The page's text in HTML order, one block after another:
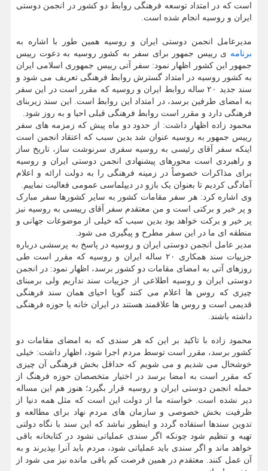
است که در امتداد توسعه فرهنگی روابط دو کشور در انجمن دوستی
ایران و روسیه انجام شده است.
مدیرعامل انجمن دوستی ایران و روسیه همین طور با اشاره به
برنامه ی رییس جمهور برای سفر به کشور روسیه به دعوت رییس
جمهور این کشور اظهار نمود: سفر آتی رییس جمهوری اسلامی ایران
به کشور روسیه در امتداد گسترش روابط فرهنگی تعریف می شود و
سند جدید ۲۰ ساله روابط ایران و روسیه که مقرر است در این سفر
به امضای طرفین برسد، در امتداد این روابط است. این سند زیربنای
فرهنگی دارد و مقرر است روابط فرهنگی قبلی احیا و به روز شود.
محمود زاده اظهار داشت: از حدود دو ماه پیش که زمزمه های سفر
رییس جمهور به روسیه عنوان شد بدین سبب که اعتقاد انجمن است
اینکه سفر آقای رئیسی به روسیه سفری سرنوشت ساز، تاریخ ساز
و راهبردی است محورهای پیشنهادی انجمن دوستی ایران و روسیه
برای مذاکرات خصوصاً در زمینه فرهنگی را به دولت ارائه و اعلام
آمادگی کردیم تا بعنوان یک بازو در دیپلماسی عمومی فعالیت نماییم.
وی اشاره کرد: هر سفر مقامات کشور به سایر کشورها سفر مبارک
و پر خیر و برکتی است و من معتقدم سفر آقای رییسی به روسیه نیز
پر خیر و برکت خواهد بود بدین سبب که خیلی از موضوعات جهانی و
منطقه ای ما در این سفر مطرح و پیگیری می شود.
مدیر عامل انجمن دوستی ایران و روسیه در پاسخ به پرسشی درباره
جزییات سند همکاری ۲۰ ساله ایران و روسیه که مقرر است طی
روزهای آتی به امضای مقامات دو کشور برسد، اظهار نمود: در انجمن
دوستی ایران و روسیه اطلاعی از جزییات سند نداریم ولی برمبنای
چیزی که روس ها اعلام می کنند گویا احیای همان سند فرهنگی
قدیمی است و روس ها علاقمند هستند در ایران خانه یا حوزه فرهنگی
داشته باشند.
محمود زاده با تاکید بر این که هر سندی که به امضای مقامات دو
کشور برسد، مقرر است توسط مردم اجرا شود، اظهار داشت: خیلی
خوشحال می شدیم و می شویم که حداقل بخش فرهنگی آن چیزی
که مقرر است به امضا برسد در اختیار متخصصان حوزه فرهنگ از
حمله انجمن دوستی ایران و روسیه قرار بگیرد؛ هنوز هم این مساله
دیر نشده است. خواسته ما از دولت این است که مثل همه دنیا از
ظرفیت بخش خصوصی و سازمان های مردم نهاد برای مطالعه و
تدوین سندها استفاده گردد و اینطور نباشد که این سند با نگاه دولتی
تهیه و تنظیم شود چونکه اگر سندی عملیاتی نشود در کتابخانه باقی
خواهد ماند و اگر سندی باید عملیاتی شود، مردم باید آنرا بپذیرند و به
آن عمل کنند. معتقدم در همین فرصت کم باقی مانده نیز می شود از